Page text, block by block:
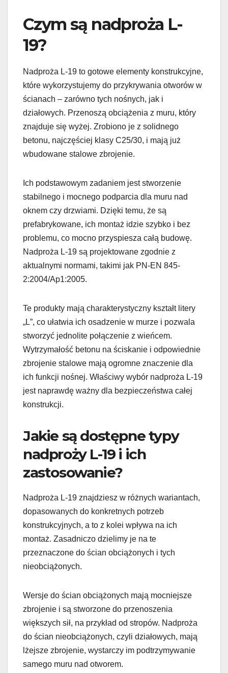
Czym są nadproża L-
19?
Nadproża L-19 to gotowe elementy konstrukcyjne,
które wykorzystujemy do przykrywania otworów w
ścianach – zarówno tych nośnych, jak i
działowych. Przenoszą obciążenia z muru, który
znajduje się wyżej. Zrobiono je z solidnego
betonu, najczęściej klasy C25/30, i mają już
wbudowane stalowe zbrojenie.
Ich podstawowym zadaniem jest stworzenie
stabilnego i mocnego podparcia dla muru nad
oknem czy drzwiami. Dzięki temu, że są
prefabrykowane, ich montaż idzie szybko i bez
problemu, co mocno przyspiesza całą budowę.
Nadproża L-19 są projektowane zgodnie z
aktualnymi normami, takimi jak PN-EN 845-
2:2004/Ap1:2005.
Te produkty mają charakterystyczny kształt litery
„L”, co ułatwia ich osadzenie w murze i pozwala
stworzyć jednolite połączenie z wieńcem.
Wytrzymałość betonu na ściskanie i odpowiednie
zbrojenie stalowe mają ogromne znaczenie dla
ich funkcji nośnej. Właściwy wybór nadproża L-19
jest naprawdę ważny dla bezpieczeństwa całej
konstrukcji.
Jakie są dostępne typy
nadproży L-19 i ich
zastosowanie?
Nadproża L-19 znajdziesz w różnych wariantach,
dopasowanych do konkretnych potrzeb
konstrukcyjnych, a to z kolei wpływa na ich
montaż. Zasadniczo dzielimy je na te
przeznaczone do ścian obciążonych i tych
nieobciążonych.
Wersje do ścian obciążonych mają mocniejsze
zbrojenie i są stworzone do przenoszenia
większych sił, na przykład od stropów. Nadproża
do ścian nieobciążonych, czyli działowych, mają
lżejsze zbrojenie, wystarczy im podtrzymywanie
samego muru nad otworem.